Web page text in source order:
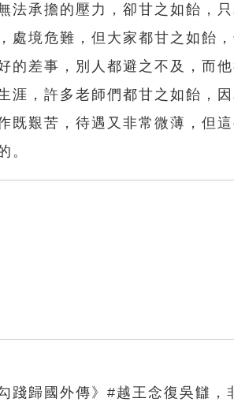
法承擔的壓力，卻甘之如飴，只
處境危難，但大家都甘之如飴
的差事，別人都避之不及，而
涯，許多老師們都甘之如飴，
既艱苦，待遇又非常微薄，但
。
踐歸國外傳》#越王念復吳讎